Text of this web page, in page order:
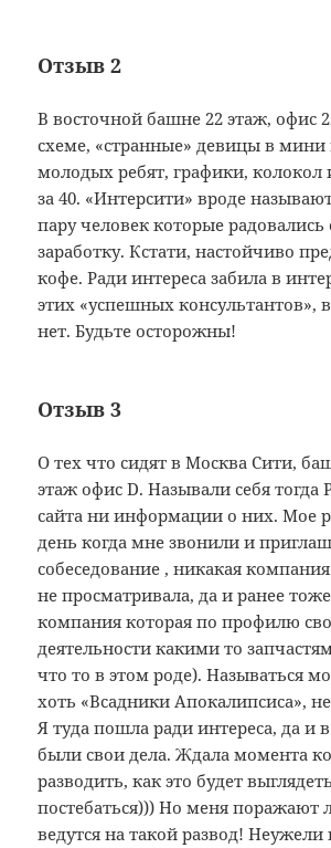
Отзыв 2
В восточной башне 22 этаж, офис
схеме, «странные» девицы в мини
молодых ребят, графики,
за 40. «Интерсити» вроде
пару человек которые радовались
заработку. Кстати, настойчиво
кофе. Ради интереса забила в
этих «успешных консультантов»,
нет. Будьте осторожны!
Отзыв 3
О тех что сидят в Москва Сити,
этаж офис D. Называли себя
сайта ни информации о них. Мое
день когда мне звонили и
собеседование , никакая
не просматривала, да и ранее
компания которая по профилю
деятельности какими то
что то в этом роде). Называться
хоть «Всадники Апокалипсиса»,
Я туда пошла ради интереса, да и
были свои дела. Ждала момента
разводить, как это будет
постебаться))) Но меня поражают
ведутся на такой развод! Неужели